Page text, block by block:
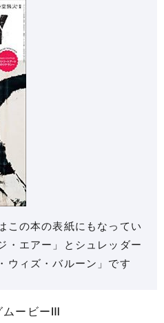
この本の表紙にもなってい
・エアー」とシュレッダー
ウィズ・バルーン」です
ムービーⅢ